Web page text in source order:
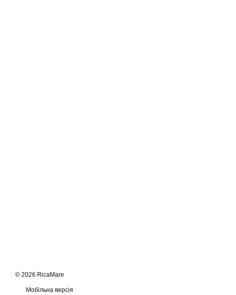
© 2026 RicaMare
Мобільна версія